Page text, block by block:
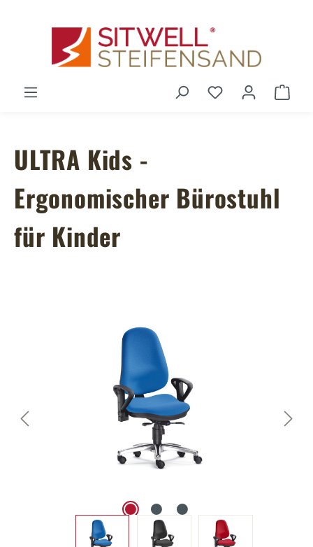
Du hast 0
ULTRA Kids -
Ergonomischer Bürostuhl
für Kinder
Bildergalerie überspringen